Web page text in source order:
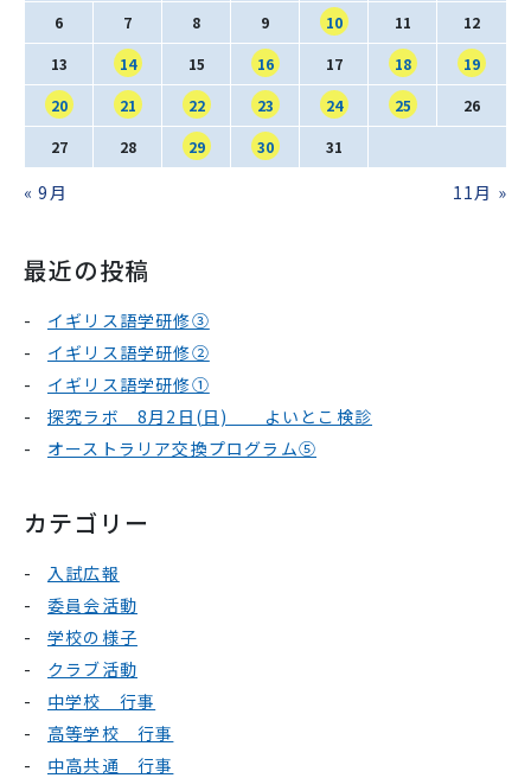
6 7 8 9 10 11 12
13 14 15 16 17 18 19
20 21 22 23 24 25 26
27 28 29 30 31
« 9月 11月 »
最近の投稿
イギリス語学研修③
イギリス語学研修②
イギリス語学研修①
探究ラボ 8月2日(日) よいとこ検診
オーストラリア交換プログラム⑤
カテゴリー
入試広報
委員会活動
学校の様子
クラブ活動
中学校 行事
高等学校 行事
中高共通 行事